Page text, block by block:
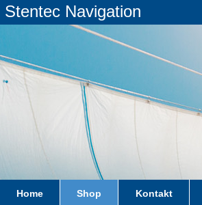
Stentec Navigation
Home Shop Kontakt